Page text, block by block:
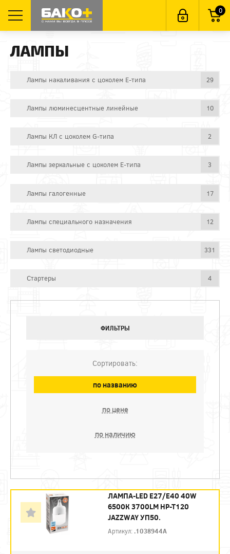
0
ЛАМПЫ
Лампы накаливания с цоколем E-типа 29
Лампы люминесцентные линейные 10
Лампы КЛ с цоколем G-типа 2
Лампы зеркальные с цоколем E-типа 3
Лампы галогенные 17
Лампы специального назначения 12
Лампы светодиодные 331
Стартеры 4
ФИЛЬТРЫ
Сортировать:
по названию
по цене
по наличию
ЛАМПА-LED E27/E40 40W
6500К 3700LM HP-T120
JAZZWAY УП50.
Артикул: .1038944A